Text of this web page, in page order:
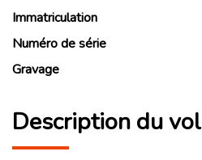
Immatriculation
Numéro de série
Gravage
Description du vol